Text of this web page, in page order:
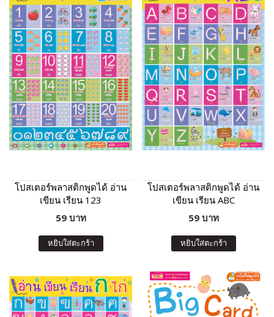
โปสเตอร์พลาสติกพูดได้ อ่าน
เขียน เรียน 123
59 บาท
หยิบใส่ตะกร้า
โปสเตอร์พลาสติกพูดได้ อ่าน
เขียน เรียน ABC
59 บาท
หยิบใส่ตะกร้า